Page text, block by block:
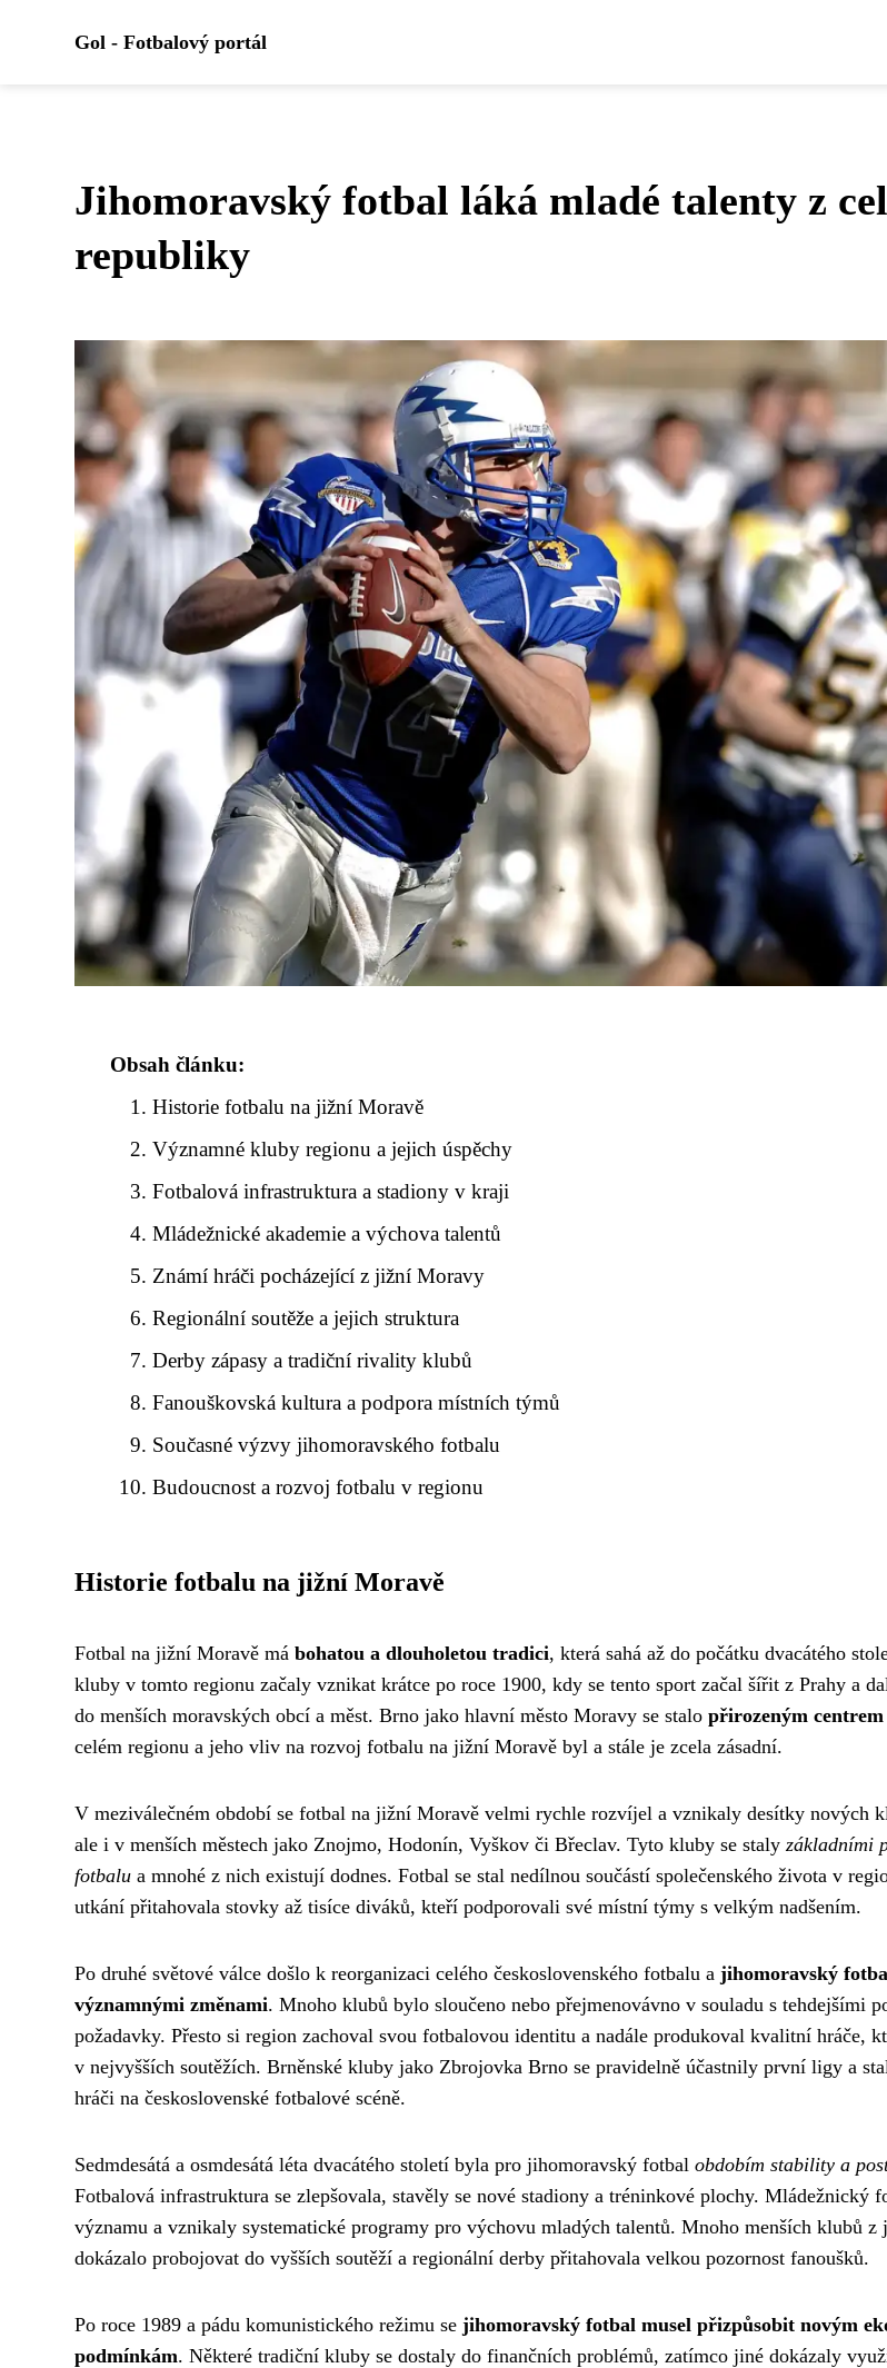
Gol - Fotbalový portál
Jihomoravský fotbal láká mladé talenty z
republiky
Obsah článku:
Historie fotbalu na jižní Moravě
Významné kluby regionu a jejich úspěchy
Fotbalová infrastruktura a stadiony v kraji
Mládežnické akademie a výchova talentů
Známí hráči pocházející z jižní Moravy
Regionální soutěže a jejich struktura
Derby zápasy a tradiční rivality klubů
Fanouškovská kultura a podpora místních týmů
Současné výzvy jihomoravského fotbalu
Budoucnost a rozvoj fotbalu v regionu
Historie fotbalu na jižní Moravě
Fotbal na jižní Moravě má bohatou a dlouholetou tradici, která sahá až do počátku dvacátého
kluby v tomto regionu začaly vznikat krátce po roce 1900, kdy se tento sport začal šířit z Prahy a
do menších moravských obcí a měst. Brno jako hlavní město Moravy se stalo přirozeným
celém regionu a jeho vliv na rozvoj fotbalu na jižní Moravě byl a stále je zcela zásadní.
V meziválečném období se fotbal na jižní Moravě velmi rychle rozvíjel a vznikaly desítky nových
ale i v menších městech jako Znojmo, Hodonín, Vyškov či Břeclav. Tyto kluby se staly základními
fotbalu a mnohé z nich existují dodnes. Fotbal se stal nedílnou součástí společenského života v
utkání přitahovala stovky až tisíce diváků, kteří podporovali své místní týmy s velkým nadšením.
Po druhé světové válce došlo k reorganizaci celého československého fotbalu a jihomoravský
významnými změnami. Mnoho klubů bylo sloučeno nebo přejmenovávno v souladu s tehdejšími
požadavky. Přesto si region zachoval svou fotbalovou identitu a nadále produkoval kvalitní hráče,
v nejvyšších soutěžích. Brněnské kluby jako Zbrojovka Brno se pravidelně účastnily první ligy a
hráči na československé fotbalové scéně.
Sedmdesátá a osmdesátá léta dvacátého století byla pro jihomoravský fotbal obdobím stability a
Fotbalová infrastruktura se zlepšovala, stavěly se nové stadiony a tréninkové plochy. Mládežnický
významu a vznikaly systematické programy pro výchovu mladých talentů. Mnoho menších klubů
dokázalo probojovat do vyšších soutěží a regionální derby přitahovala velkou pozornost fanoušků.
Po roce 1989 a pádu komunistického režimu se jihomoravský fotbal musel přizpůsobit novým
podmínkám. Některé tradiční kluby se dostaly do finančních problémů, zatímco jiné dokázaly